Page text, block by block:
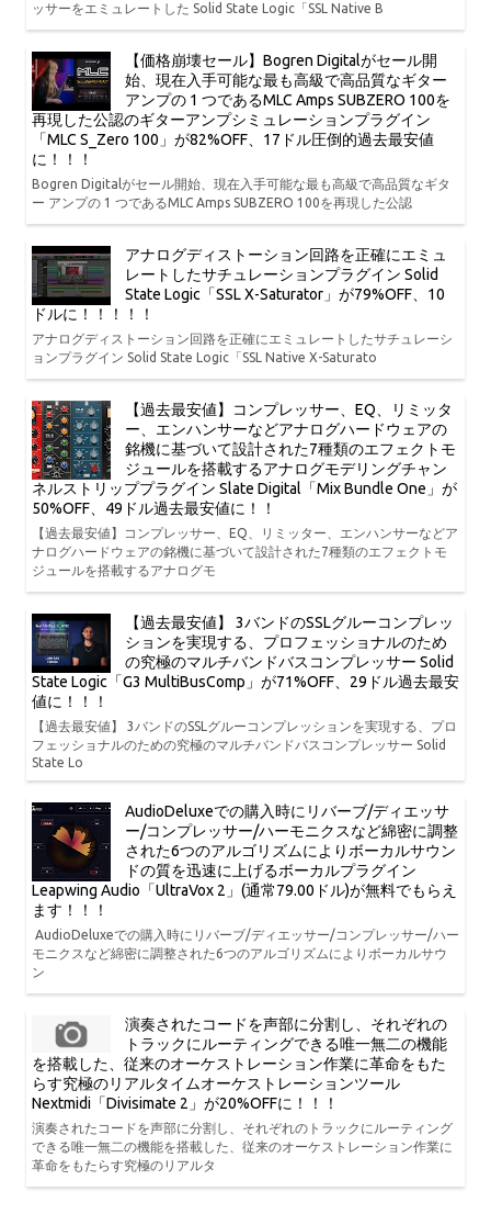
ッサーをエミュレートした Solid State Logic「SSL Native B
【価格崩壊セール】Bogren Digitalがセール開
始、現在入手可能な最も高級で高品質なギター
アンプの 1 つであるMLC Amps SUBZERO 100を
再現した公認のギターアンプシミュレーションプラグイン
「MLC S_Zero 100」が82%OFF、17ドル圧倒的過去最安値
に！！！
Bogren Digitalがセール開始、現在入手可能な最も高級で高品質なギタ
ー アンプの 1 つであるMLC Amps SUBZERO 100を再現した公認
アナログディストーション回路を正確にエミュ
レートしたサチュレーションプラグイン Solid
State Logic「SSL X-Saturator」が79%OFF、10
ドルに！！！！！
アナログディストーション回路を正確にエミュレートしたサチュレーシ
ョンプラグイン Solid State Logic「SSL Native X-Saturato
【過去最安値】コンプレッサー、EQ、リミッタ
ー、エンハンサーなどアナログハードウェアの
銘機に基づいて設計された7種類のエフェクトモ
ジュールを搭載するアナログモデリングチャン
ネルストリッププラグイン Slate Digital「Mix Bundle One」が
50%OFF、49ドル過去最安値に！！
【過去最安値】コンプレッサー、EQ、リミッター、エンハンサーなどア
ナログハードウェアの銘機に基づいて設計された7種類のエフェクトモ
ジュールを搭載するアナログモ
【過去最安値】 3バンドのSSLグルーコンプレッ
ションを実現する、プロフェッショナルのため
の究極のマルチバンドバスコンプレッサー Solid
State Logic「G3 MultiBusComp」が71%OFF、29ドル過去最安
値に！！！
【過去最安値】 3バンドのSSLグルーコンプレッションを実現する、プロ
フェッショナルのための究極のマルチバンドバスコンプレッサー Solid
State Lo
AudioDeluxeでの購入時にリバーブ/ディエッサ
ー/コンプレッサー/ハーモニクスなど綿密に調整
された6つのアルゴリズムによりボーカルサウン
ドの質を迅速に上げるボーカルプラグイン
Leapwing Audio「UltraVox 2」(通常79.00ドル)が無料でもらえ
ます！！！
AudioDeluxeでの購入時にリバーブ/ディエッサー/コンプレッサー/ハー
モニクスなど綿密に調整された6つのアルゴリズムによりボーカルサウ
ン
演奏されたコードを声部に分割し、それぞれの
トラックにルーティングできる唯一無二の機能
を搭載した、従来のオーケストレーション作業に革命をもた
らす究極のリアルタイムオーケストレーションツール
Nextmidi「Divisimate 2」が20%OFFに！！！
演奏されたコードを声部に分割し、それぞれのトラックにルーティング
できる唯一無二の機能を搭載した、従来のオーケストレーション作業に
革命をもたらす究極のリアルタ